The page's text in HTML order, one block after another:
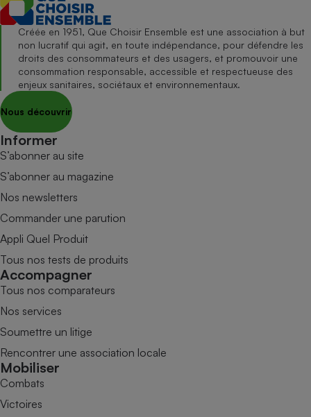
Créée en 1951, Que Choisir Ensemble est une association à but
non lucratif qui agit, en toute indépendance, pour défendre les
droits des consommateurs et des usagers, et promouvoir une
consommation responsable, accessible et respectueuse des
enjeux sanitaires, sociétaux et environnementaux.
Nous découvrir
Informer
S’abonner au site
S’abonner au magazine
Nos newsletters
Commander une parution
Appli Quel Produit
Tous nos tests de produits
Accompagner
Tous nos comparateurs
Nos services
Soumettre un litige
Rencontrer une association locale
Mobiliser
Combats
Victoires